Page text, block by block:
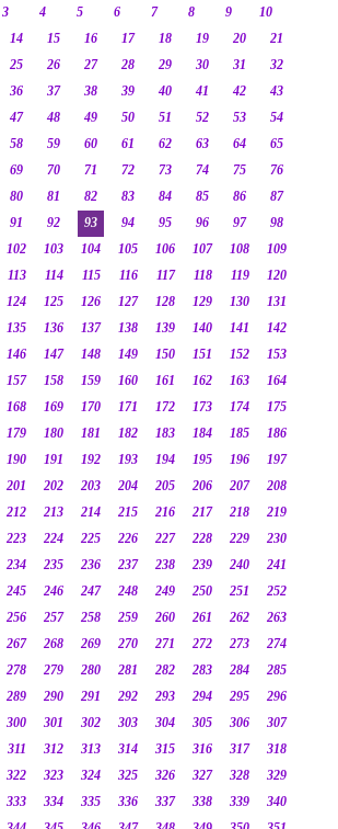
3 4 5 6 7 8 9
10
14 15 16 17 18 19 20
21
25 26 27 28 29 30 31
32
36 37 38 39 40 41 42
43
47 48 49 50 51 52 53
54
58 59 60 61 62 63 64
65
69 70 71 72 73 74 75
76
80 81 82 83 84 85 86
87
91 92 93 94 95 96 97
98
102 103 104 105 106 107 108
109
113 114 115 116 117 118 119
120
124 125 126 127 128 129 130
131
135 136 137 138 139 140 141
142
146 147 148 149 150 151 152
153
157 158 159 160 161 162 163
164
168 169 170 171 172 173 174
175
179 180 181 182 183 184 185
186
190 191 192 193 194 195 196
197
201 202 203 204 205 206 207
208
212 213 214 215 216 217 218
219
223 224 225 226 227 228 229
230
234 235 236 237 238 239 240
241
245 246 247 248 249 250 251
252
256 257 258 259 260 261 262
263
267 268 269 270 271 272 273
274
278 279 280 281 282 283 284
285
289 290 291 292 293 294 295
296
300 301 302 303 304 305 306
307
311 312 313 314 315 316 317
318
322 323 324 325 326 327 328
329
333 334 335 336 337 338 339
340